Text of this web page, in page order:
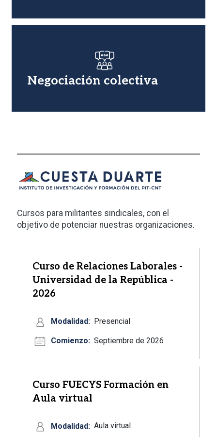
Negociación colectiva
Cursos para militantes sindicales, con el
objetivo de potenciar nuestras organizaciones.
Curso de Relaciones Laborales -
Universidad de la República -
2026
Modalidad: Presencial
Comienzo: Septiembre de 2026
Curso FUECYS Formación en
Aula virtual
Modalidad: Aula virtual